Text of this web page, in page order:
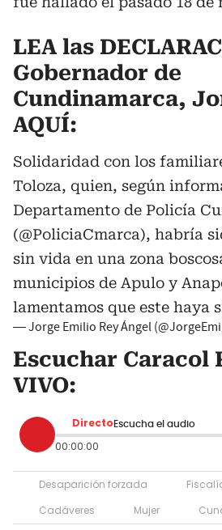
LEA las
Gobernador de
Cundinamarca,
AQUÍ:
Solidaridad con los
Toloza, quien, según
Departamento de Policía
(@PoliciaCmarca), habría
sin vida en una zona
municipios de Apulo y
lamentamos que este haya
— Jorge Emilio Rey Ángel
Escuchar Caracol
VIVO:
Directo Escucha el audio
00:00:00
Desaparición forzada
Cadáveres
Mujer